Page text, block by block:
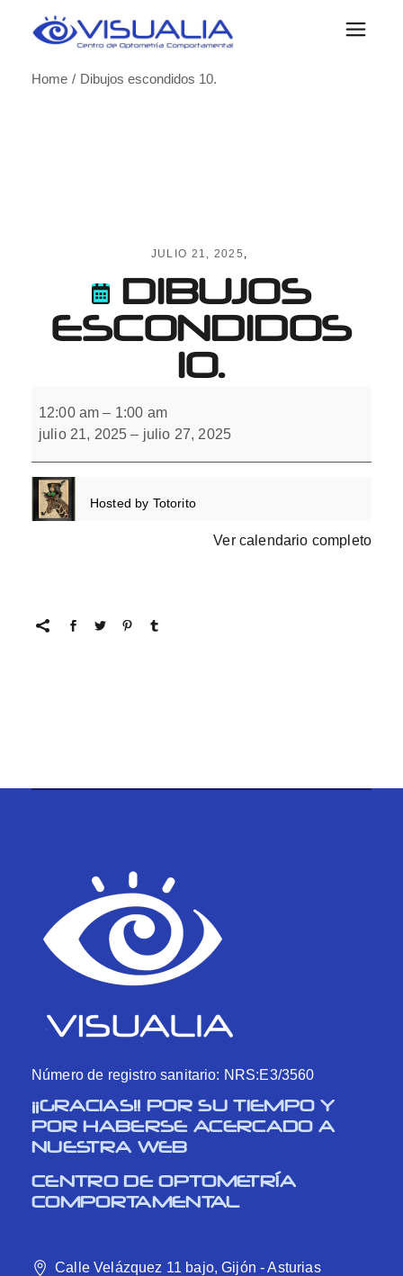
Home
Dibujos escondidos 10.
JULIO 21, 2025
DIBUJOS
ESCONDIDOS
10.
escondidos
10.
12:00 am – 1:00 am
julio 21, 2025 – julio 27, 2025
Hosted by Totorito
Ver calendario completo
Número de registro sanitario: NRS:E3/3560
¡¡GRACIAS!! POR SU TIEMPO Y
POR HABERSE ACERCADO A
NUESTRA WEB
CENTRO DE OPTOMETRÍA
COMPORTAMENTAL
Calle Velázquez 11 bajo, Gijón - Asturias